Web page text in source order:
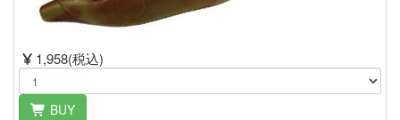
1,958(税込)
BUY